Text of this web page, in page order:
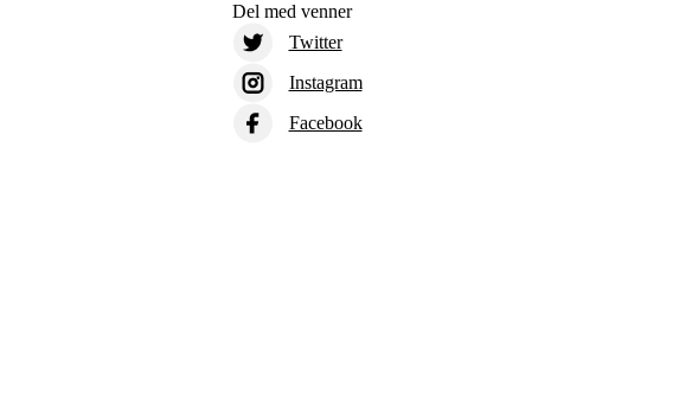
Del med venner
Twitter
Instagram
Facebook